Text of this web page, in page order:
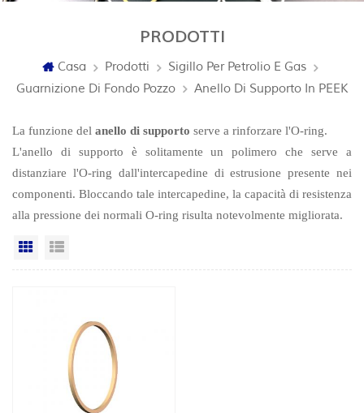
PRODOTTI
Casa Prodotti
Sigillo Per Petrolio E Gas
Guarnizione Di Fondo Pozzo
Anello Di Supporto In PEEK
La funzione del anello di supporto serve a rinforzare l'O-ring.
L'anello di supporto è solitamente un polimero che serve a
distanziare l'O-ring dall'intercapedine di estrusione presente nei
componenti. Bloccando tale intercapedine, la capacità di resistenza
alla pressione dei normali O-ring risulta notevolmente migliorata.
Vista a griglia